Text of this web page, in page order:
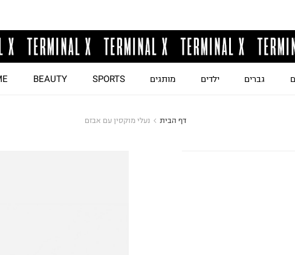
גברים ילדים מותגים SPORTS
BEAUTY
דף הבית נעלי מוקסין עם אבזם